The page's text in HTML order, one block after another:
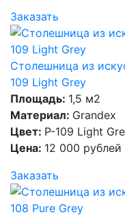
Заказать
Столешница из
109 Light Grey
Площадь: 1,5 м2
Материал: Grandex
Цвет: P-109 Light
Цена: 12 000 рублей
Заказать